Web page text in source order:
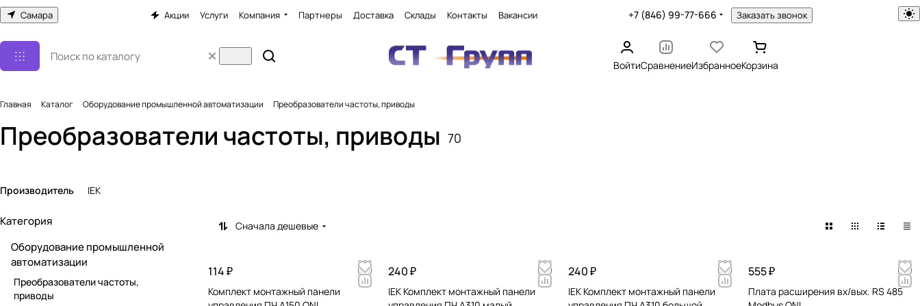
Самара Акции Услуги Компания Партнеры Доставка Склады Контакты Вакансии +7 (846) 99-77-666 Заказать звонок
ВойтиСравнениеИзбранноеКорзина
Главная Каталог Оборудование промышленной автоматизации Преобразователи частоты, приводы
Преобразователи частоты, приводы 70
Производитель IEK
Сначала дешевые
114 ₽
Комплект монтажный панели
240 ₽
IEK Комплект монтажный панели
240 ₽
IEK Комплект монтажный панели
555 ₽
Плата расширения вх/вых. RS 485
Категория
Оборудование промышленной
автоматизации
Преобразователи частоты,
приводы